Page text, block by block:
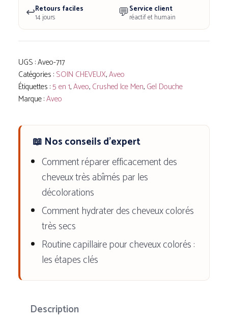
1
Crushed
Men
-
vitalité
tout-
en-
un
↩️Retours faciles
14 jours
💬Service client
réactif et humain
UGS :Aveo-717
Catégories : SOIN CHEVEUX,Aveo
Étiquettes :5 en 1,Aveo, Crushed Ice Men, Gel Douche
Marque :Aveo
📖 Nos conseils d'expert
Comment réparer efficacement des
cheveux très abîmés par les
décolorations
Comment hydrater des cheveux colorés
très secs
Routine capillaire pour cheveux colorés :
les étapes clés
Description